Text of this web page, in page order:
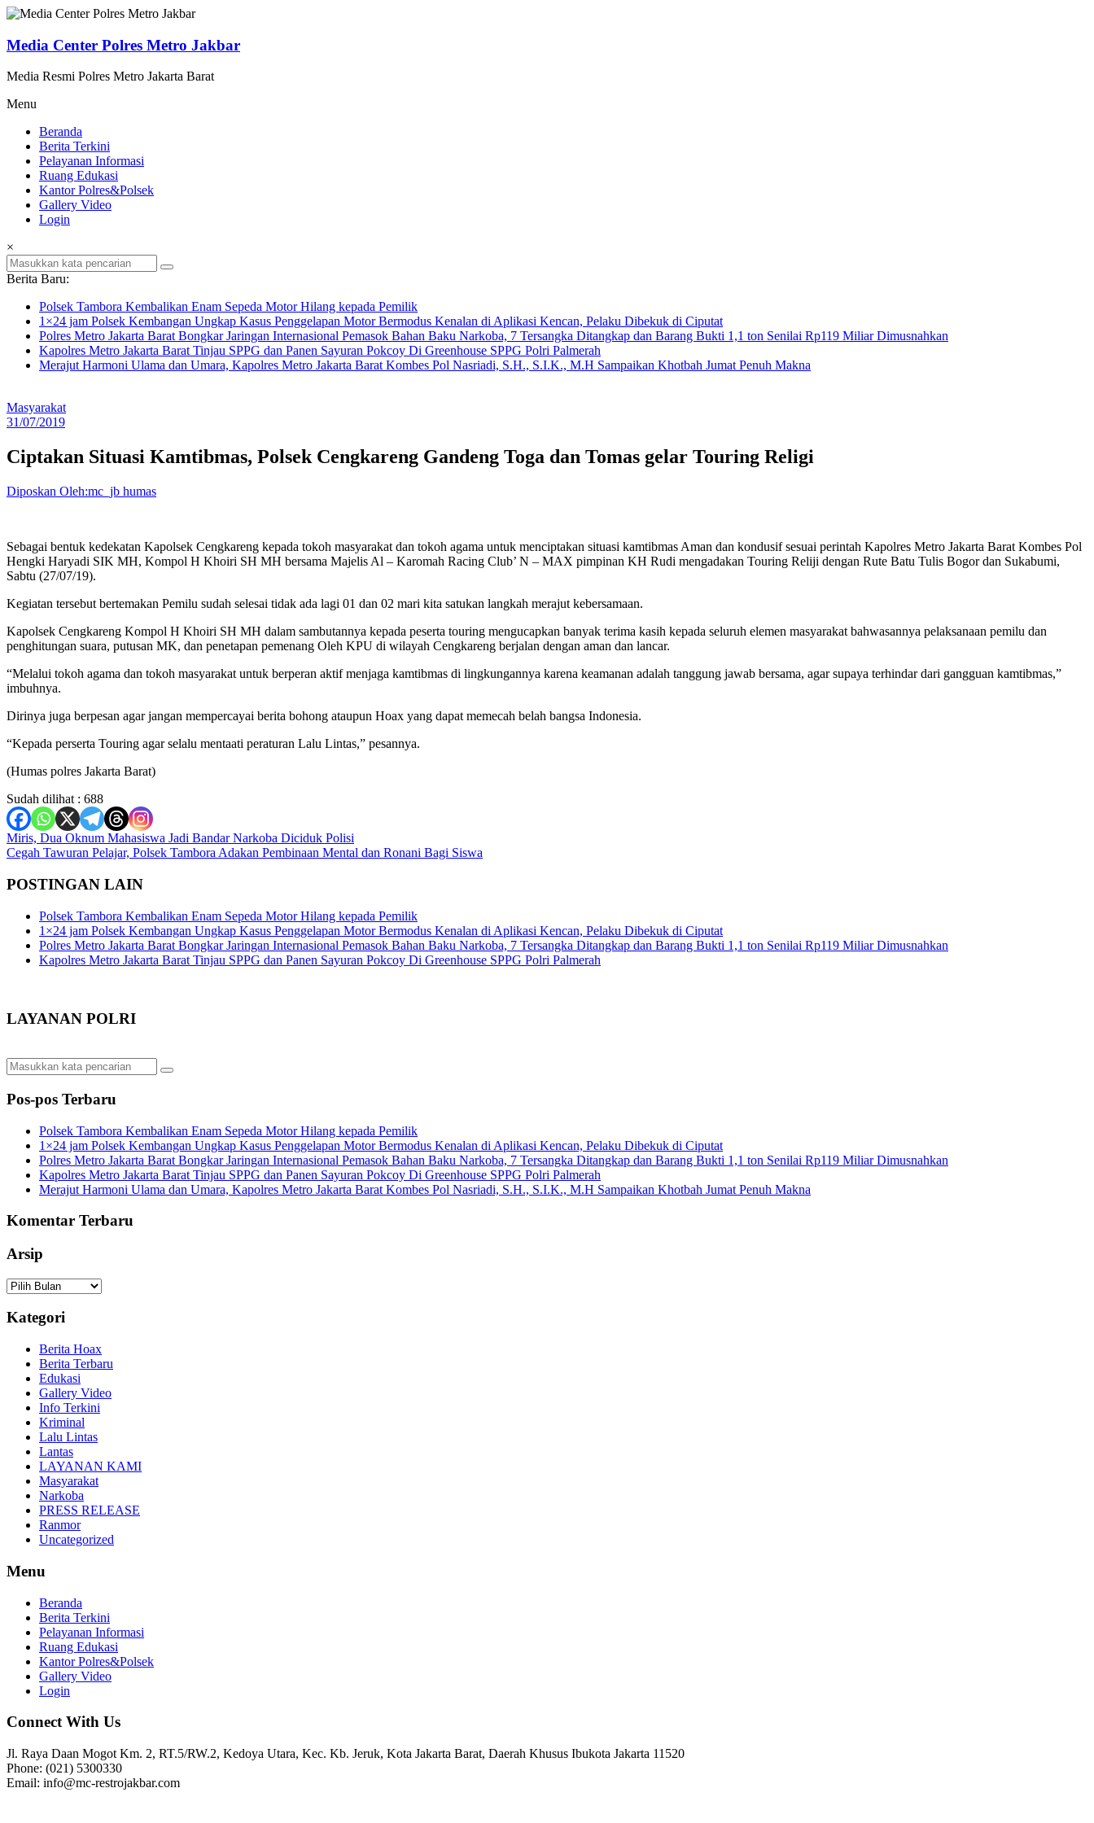
Lompat
konten
Media Center Polres Metro Jakbar
Media Resmi Polres Metro Jakarta Barat
Menu
Beranda
Berita Terkini
Pelayanan Informasi
Ruang Edukasi
Kantor Polres&Polsek
Gallery Video
Login
×
Berita Baru:
Polsek Tambora Kembalikan Enam Sepeda Motor Hilang kepada Pemilik
1×24 jam Polsek Kembangan Ungkap Kasus Penggelapan Motor Bermodus Kenalan di Aplikasi Kencan, Pelaku Dibekuk di Ciputat
Polres Metro Jakarta Barat Bongkar Jaringan Internasional Pemasok Bahan Baku Narkoba, 7 Tersangka Ditangkap dan Barang Bukti 1,1 ton Senilai Rp119 Miliar Dimusnahkan
Kapolres Metro Jakarta Barat Tinjau SPPG dan Panen Sayuran Pokcoy Di Greenhouse SPPG Polri Palmerah
Merajut Harmoni Ulama dan Umara, Kapolres Metro Jakarta Barat Kombes Pol Nasriadi, S.H., S.I.K., M.H Sampaikan Khotbah Jumat Penuh Makna
Masyarakat
31/07/2019
Ciptakan Situasi Kamtibmas, Polsek Cengkareng Gandeng Toga dan Tomas gelar Touring Religi
Diposkan Oleh:mc_jb humas
Sebagai bentuk kedekatan Kapolsek Cengkareng kepada tokoh masyarakat dan tokoh agama untuk menciptakan situasi kamtibmas Aman dan kondusif sesuai perintah Kapolres Metro Jakarta Barat Kombes Pol
Hengki Haryadi SIK MH, Kompol H Khoiri SH MH bersama Majelis Al – Karomah Racing Club’ N – MAX pimpinan KH Rudi mengadakan Touring Reliji dengan Rute Batu Tulis Bogor dan Sukabumi,
Sabtu (27/07/19).
Kegiatan tersebut bertemakan Pemilu sudah selesai tidak ada lagi 01 dan 02 mari kita satukan langkah merajut kebersamaan.
Kapolsek Cengkareng Kompol H Khoiri SH MH dalam sambutannya kepada peserta touring mengucapkan banyak terima kasih kepada seluruh elemen masyarakat bahwasannya pelaksanaan pemilu dan
penghitungan suara, putusan MK, dan penetapan pemenang Oleh KPU di wilayah Cengkareng berjalan dengan aman dan lancar.
“Melalui tokoh agama dan tokoh masyarakat untuk berperan aktif menjaga kamtibmas di lingkungannya karena keamanan adalah tanggung jawab bersama, agar supaya terhindar dari gangguan kamtibmas,”
imbuhnya.
Dirinya juga berpesan agar jangan mempercayai berita bohong ataupun Hoax yang dapat memecah belah bangsa Indonesia.
“Kepada perserta Touring agar selalu mentaati peraturan Lalu Lintas,” pesannya.
(Humas polres Jakarta Barat)
Sudah dilihat : 688
Navigasi
pos
Miris, Dua Oknum Mahasiswa Jadi Bandar Narkoba Diciduk Polisi
Cegah Tawuran Pelajar, Polsek Tambora Adakan Pembinaan Mental dan Ronani Bagi Siswa
POSTINGAN LAIN
Polsek Tambora Kembalikan Enam Sepeda Motor Hilang kepada Pemilik
1×24 jam Polsek Kembangan Ungkap Kasus Penggelapan Motor Bermodus Kenalan di Aplikasi Kencan, Pelaku Dibekuk di Ciputat
Polres Metro Jakarta Barat Bongkar Jaringan Internasional Pemasok Bahan Baku Narkoba, 7 Tersangka Ditangkap dan Barang Bukti 1,1 ton Senilai Rp119 Miliar Dimusnahkan
Kapolres Metro Jakarta Barat Tinjau SPPG dan Panen Sayuran Pokcoy Di Greenhouse SPPG Polri Palmerah
LAYANAN POLRI
Pos-pos Terbaru
Polsek Tambora Kembalikan Enam Sepeda Motor Hilang kepada Pemilik
1×24 jam Polsek Kembangan Ungkap Kasus Penggelapan Motor Bermodus Kenalan di Aplikasi Kencan, Pelaku Dibekuk di Ciputat
Polres Metro Jakarta Barat Bongkar Jaringan Internasional Pemasok Bahan Baku Narkoba, 7 Tersangka Ditangkap dan Barang Bukti 1,1 ton Senilai Rp119 Miliar Dimusnahkan
Kapolres Metro Jakarta Barat Tinjau SPPG dan Panen Sayuran Pokcoy Di Greenhouse SPPG Polri Palmerah
Merajut Harmoni Ulama dan Umara, Kapolres Metro Jakarta Barat Kombes Pol Nasriadi, S.H., S.I.K., M.H Sampaikan Khotbah Jumat Penuh Makna
Komentar Terbaru
Arsip
Arsip
Kategori
Berita Hoax
Berita Terbaru
Edukasi
Gallery Video
Info Terkini
Kriminal
Lalu Lintas
Lantas
LAYANAN KAMI
Masyarakat
Narkoba
PRESS RELEASE
Ranmor
Uncategorized
Menu
Beranda
Berita Terkini
Pelayanan Informasi
Ruang Edukasi
Kantor Polres&Polsek
Gallery Video
Login
Connect With Us
Jl. Raya Daan Mogot Km. 2, RT.5/RW.2, Kedoya Utara, Kec. Kb. Jeruk, Kota Jakarta Barat, Daerah Khusus Ibukota Jakarta 11520
Phone: (021) 5300330
Email: info@mc-restrojakbar.com